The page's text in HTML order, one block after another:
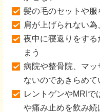
髪の毛のセットや
肩が上げられない
夜中に寝返りをす
まう
病院や整骨院、マ
ないのであきらめて
レントゲンやMRIで
や痛み止めを飲み続